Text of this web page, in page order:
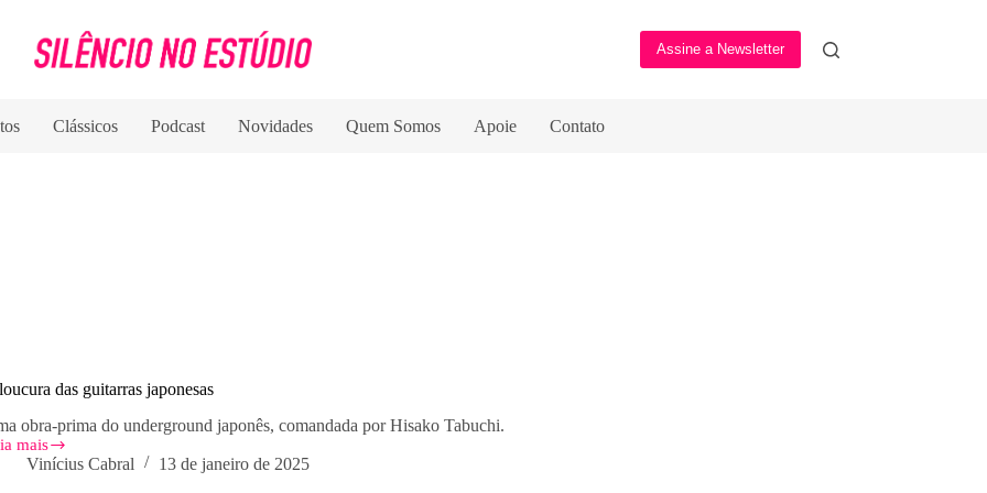
Assine a Newsletter
Clássicos Podcast Novidades Quem Somos Apoie Contato
das guitarras japonesas
obra-prima do underground japonês, comandada por Hisako Tabuchi.
mais
Vinícius Cabral 13 de janeiro de 2025